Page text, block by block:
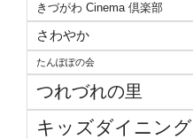
きづがわ Cinema 倶楽部
さわやか
たんぽぽの会
つれづれの里
キッズダイニング